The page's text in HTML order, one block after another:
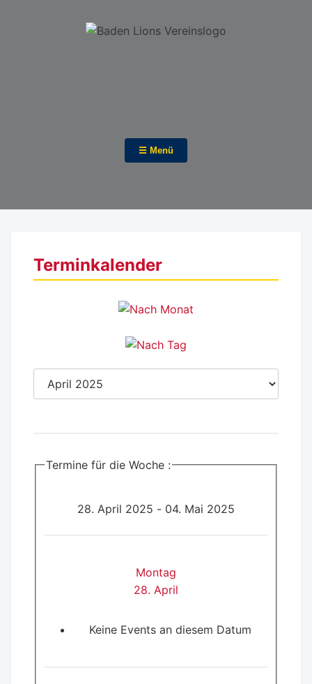
☰ Menü
Terminkalender
Termine für die Woche :
28. April 2025 - 04. Mai 2025
Montag
28. April
Keine Events an diesem Datum